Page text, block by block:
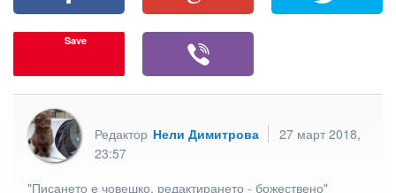
Save
Редактор Нели Димитрова
27 март 2018,
23:57
"Писането е човешко, редактирането - божествено"